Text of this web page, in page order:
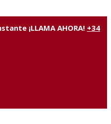
¡LLAMA AHORA! +34